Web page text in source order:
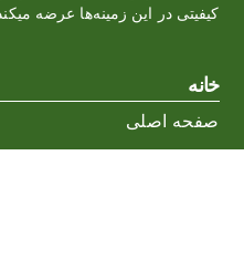
کیفیتی در این زمینه‌ها عرضه
خانه
صفحه اصلی